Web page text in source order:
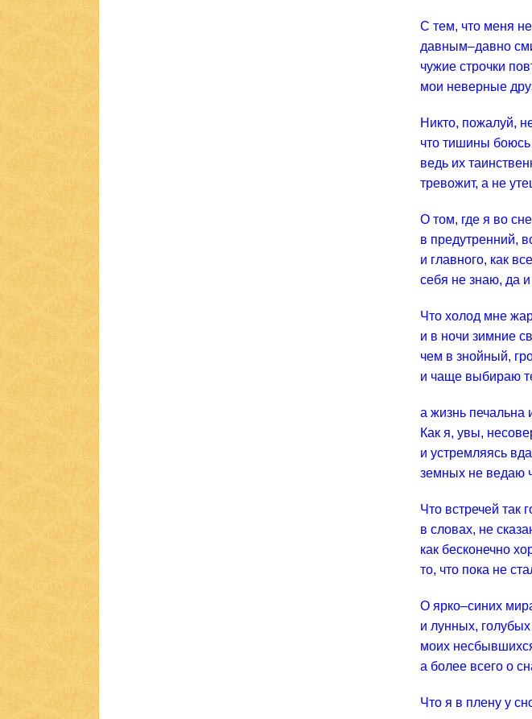
С тем, что меня
давным–давно
чужие строчки
мои неверные
Никто, пожалуй,
что тишины боюсь
ведь их
тревожит, а не
О том, где я во
в предутренний,
и главного, как
себя не знаю, да и
Что холод мне
и в ночи зимние
чем в знойный,
и чаще выбираю
а жизнь печальна
Как я, увы,
и устремляясь
земных не ведаю
Что встречей так
в словах, не
как бесконечно
то, что пока не
О ярко–синих
и лунных, голубых
моих
а более всего о
Что я в плену у